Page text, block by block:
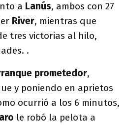
a Lanús, ambos con 27
River, mientras que
tres victorias al hilo,
.
prometedor,
y poniendo en aprietos
ocurrió a los 6 minutos,
le robó la pelota a